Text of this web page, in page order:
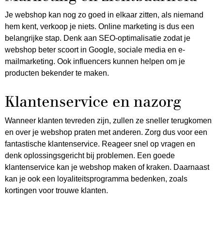
Je webshop kan nog zo goed in elkaar zitten, als niemand
hem kent, verkoop je niets. Online marketing is dus een
belangrijke stap. Denk aan SEO-optimalisatie zodat je
webshop beter scoort in Google, sociale media en e-
mailmarketing. Ook influencers kunnen helpen om je
producten bekender te maken.
Klantenservice en nazorg
Wanneer klanten tevreden zijn, zullen ze sneller terugkomen
en over je webshop praten met anderen. Zorg dus voor een
fantastische klantenservice. Reageer snel op vragen en
denk oplossingsgericht bij problemen. Een goede
klantenservice kan je webshop maken of kraken. Daarnaast
kan je ook een loyaliteitsprogramma bedenken, zoals
kortingen voor trouwe klanten.